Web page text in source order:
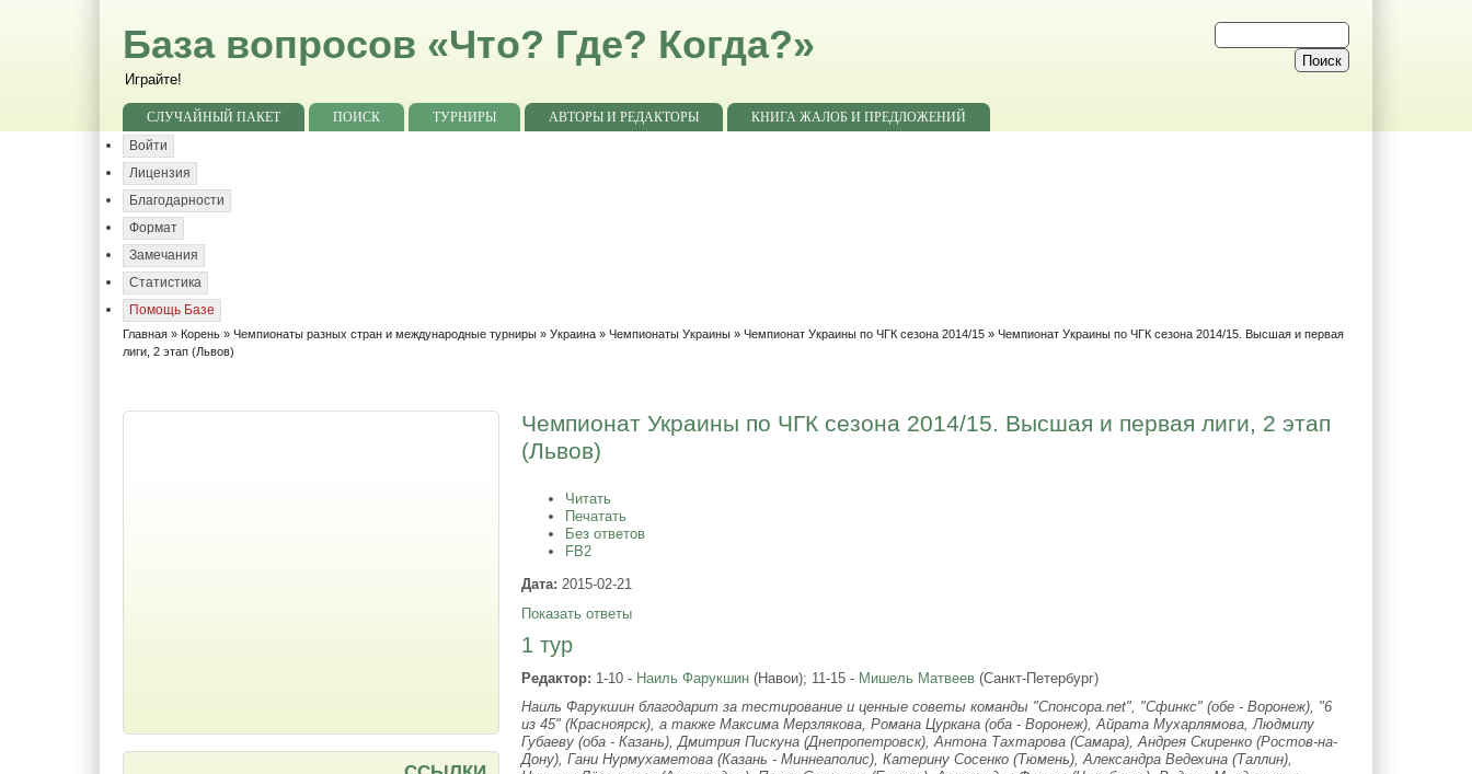
База вопросов «Что? Где? Когда?»
Играйте!
СЛУЧАЙНЫЙ ПАКЕТ ПОИСК ТУРНИРЫ АВТОРЫ И РЕДАКТОРЫ
КНИГА ЖАЛОБ И ПРЕДЛОЖЕНИЙ
Войти
Лицензия
Благодарности
Формат
Замечания
Статистика
Помощь Базе
Главная » Корень »Чемпионаты разных стран и международные турниры »Украина »Чемпионаты Украины »Чемпионат Украины по ЧГК сезона 2014/15 » Чемпионат Украины по ЧГК сезона 2014/15. Высшая и первая
лиги, 2 этап (Львов)
Чемпионат Украины по ЧГК сезона 2014/15. Высшая и первая лиги, 2 этап
(Львов)
Читать
Печатать
Без ответов
FB2
Дата: 2015-02-21
Показать ответы
1 тур
Редактор: 1-10 - Наиль Фарукшин (Навои); 11-15 - Мишель Матвеев (Санкт-Петербург)
Наиль Фарукшин благодарит за тестирование и ценные советы команды "Спонсора.net", "Сфинкс" (обе - Воронеж), "6
из 45" (Красноярск), а также Максима Мерзлякова, Романа Цуркана (оба - Воронеж), Айрата Мухарлямова, Людмилу
Губаеву (оба - Казань), Дмитрия Пискуна (Днепропетровск), Антона Тахтарова (Самара), Андрея Скиренко (Ростов-на-
Дону), Гани Нурмухаметова (Казань - Миннеаполис), Катерину Сосенко (Тюмень), Александра Ведехина (Таллин),